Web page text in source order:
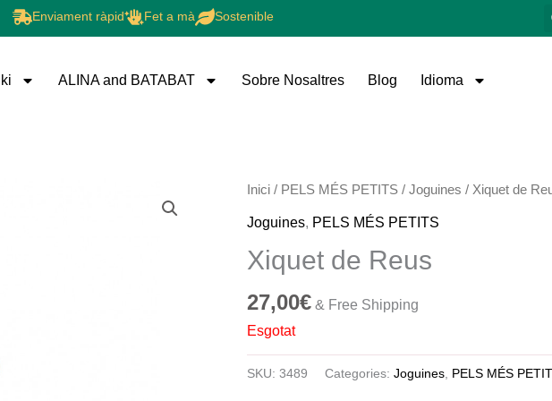
Enviament ràpid Fet a mà Sostenible
ALINA and BATABAT Sobre Nosaltres Blog Idioma
Inici / PELS MÉS PETITS /Joguines / Xiquet de
Joguines, PELS MÉS PETITS
Xiquet de Reus
27,00€ & Free Shipping
Esgotat
SKU:3489 Categories:Joguines PELS MÉS